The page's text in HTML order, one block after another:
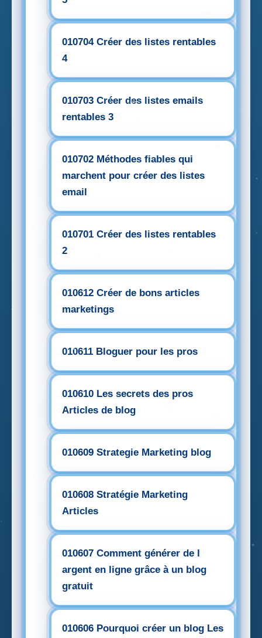
010704 Créer des listes rentables
4
010703 Créer des listes emails
rentables 3
010702 Méthodes fiables qui
marchent pour créer des listes
email
010701 Créer des listes rentables
2
010612 Créer de bons articles
marketings
010611 Bloguer pour les pros
010610 Les secrets des pros
Articles de blog
010609 Strategie Marketing blog
010608 Stratégie Marketing
Articles
010607 Comment générer de l
argent en ligne grâce à un blog
gratuit
010606 Pourquoi créer un blog Les